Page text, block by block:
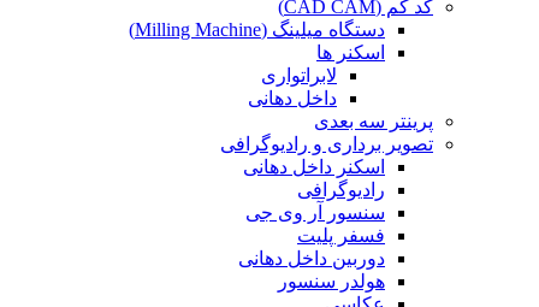
کد کم (CAD CAM)
دستگاه میلینگ (Milling Machine)
اسکنر ها
لابراتواری
داخل دهانی
پرینتر سه بعدی
تصویر برداری و رادیوگرافی
اسکنر داخل دهانی
رادیوگرافی
سنسور آر وی جی
فسفر پلیت
دوربین داخل دهانی
هولدر سنسور